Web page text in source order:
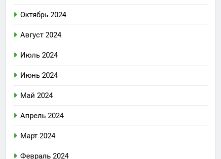
Октябрь 2024
Август 2024
Июль 2024
Июнь 2024
Май 2024
Апрель 2024
Март 2024
Февраль 2024